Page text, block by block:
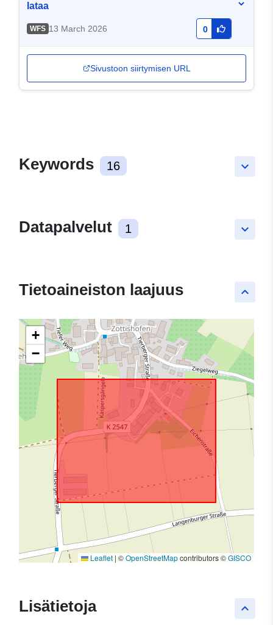
lataa
WFS 13 March 2026 0
Sivustoon siirtymisen URL
keyboard_arrow_down
Keywords 16
keyboard_arrow_down
Datapalvelut 1
keyboard_arrow_up
Tietoaineiston laajuus
+
−
Leaflet | ©OpenStreetMapcontributors ©GISCO
keyboard_arrow_up
Lisätietoja